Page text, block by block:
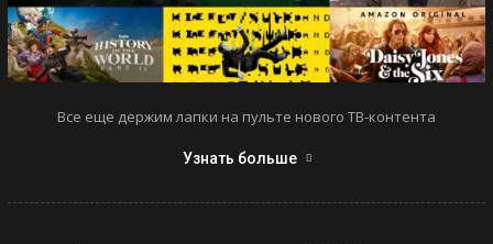
Все еще держим лапки на пульте нового ТВ-контента
Узнать больше